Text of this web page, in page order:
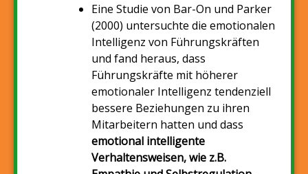
Eine Studie von Bar-On und Parker
(2000) untersuchte die emotionalen
Intelligenz von Führungskräften
und fand heraus, dass
Führungskräfte mit höherer
emotionaler Intelligenz tendenziell
bessere Beziehungen zu ihren
Mitarbeitern hatten und dass
emotional intelligente
Verhaltensweisen, wie z.B.